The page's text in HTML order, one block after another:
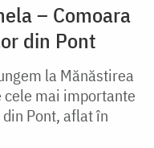
– Comoara
din Pont
la Mănăstirea
cele mai importante
Pont, aflat în